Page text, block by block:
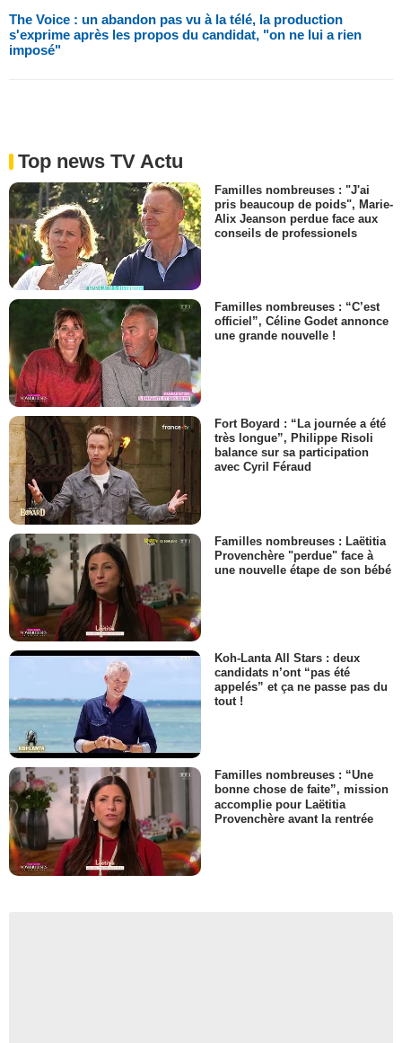
The Voice : un abandon pas vu à la télé, la production
s'exprime après les propos du candidat, "on ne lui a rien
imposé"
Top news TV Actu
Familles nombreuses : "J'ai
pris beaucoup de poids", Marie-
Alix Jeanson perdue face aux
conseils de professionels
Familles nombreuses : “C’est
officiel”, Céline Godet annonce
une grande nouvelle !
Fort Boyard : “La journée a été
très longue”, Philippe Risoli
balance sur sa participation
avec Cyril Féraud
Familles nombreuses : Laëtitia
Provenchère "perdue" face à
une nouvelle étape de son bébé
Koh-Lanta All Stars : deux
candidats n’ont “pas été
appelés” et ça ne passe pas du
tout !
Familles nombreuses : “Une
bonne chose de faite”, mission
accomplie pour Laëtitia
Provenchère avant la rentrée